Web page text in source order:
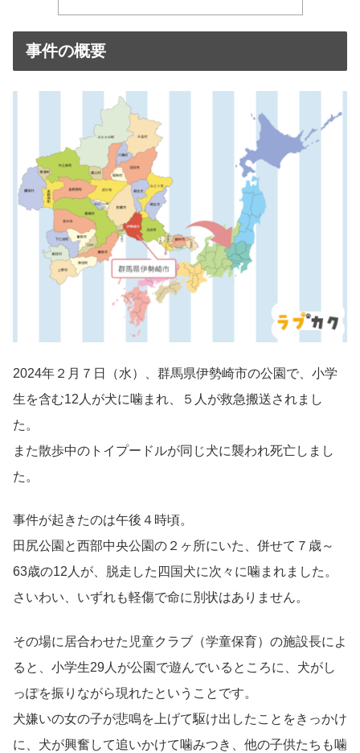
事件の概要
2024年２月７日（水）、群馬県伊勢崎市の公園で、小学
生を含む12人が犬に噛まれ、５人が救急搬送されまし
た。
また散歩中のトイプードルが同じ犬に襲われ死亡しまし
た。
事件が起きたのは午後４時頃。
田尻公園と西部中央公園の２ヶ所にいた、併せて７歳～
63歳の12人が、脱走した四国犬に次々に噛まれました。
さいわい、いずれも軽傷で命に別状はありません。
その場に居合わせた児童クラブ（学童保育）の施設長によ
ると、小学生29人が公園で遊んでいるところに、犬がし
っぽを振りながら現れたということです。
犬嫌いの女の子が悲鳴を上げて駆け出したことをきっかけ
に、犬が興奮して追いかけて噛みつき、他の子供たちも噛